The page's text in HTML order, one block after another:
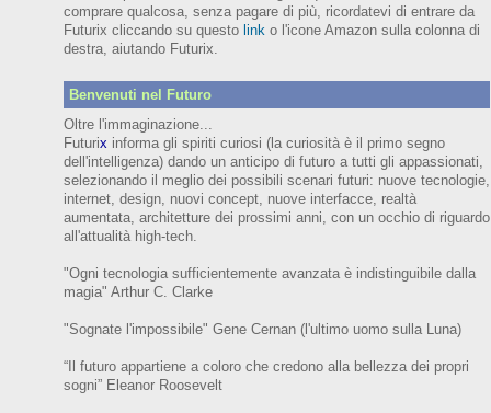
comprare qualcosa, senza pagare di più, ricordatevi di entrare da
Futurix cliccando su questo link o l'icone Amazon sulla colonna di
destra, aiutando Futurix.
Benvenuti nel Futuro
Oltre l'immaginazione...
Futurix informa gli spiriti curiosi (la curiosità è il primo segno
dell'intelligenza)dando un anticipo di futuroa tutti gli appassionati,
selezionando il meglio dei possibili scenari futuri: nuove tecnologie,
internet, design, nuovi concept, nuove interfacce, realtà
aumentata, architetture dei prossimi anni, con un occhio di riguardo
all'attualità high-tech.
"Ogni tecnologia sufficientemente avanzata è indistinguibile dalla
magia" Arthur C. Clarke
"Sognate l'impossibile" Gene Cernan (l'ultimo uomo sulla Luna)
“Il futuro appartiene a coloro che credono alla bellezza dei propri
sogni” EleanorRoosevelt